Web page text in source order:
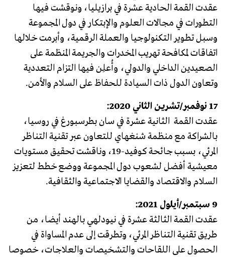
عقدت القمة الحادية عشرة في برازيليا، ونوقشت فيها
التطورات في مجالات العلوم والإبتكار في دول المجموعة
وسبل تطوير التكنولوجيا والعملة الرقمية، وأبرمت خلالها
اتفاقات لمكافحة تهريب المخدرات والجريمة المنظمة على
الصعيدين الداخلي والدولي، وأُعلِن فيها التزام التعددية
وتعاون الدول ذات السيادة للحفاظ على السلام والأمن.
17 نوفمبر/تشرين الثاني 2020:
عقدت القمة الثانية عشرة في سان بطرسبورغ في روسيا،
بالشراكة مع منظمة شنغهاي للتعاون عبر تقنية التناظر
المرئي، بسبب جائحة كوفيد-19، وناقشت تحقيق مستويات
معيشية أفضل لشعوب دول المجموعة ووضع خطط لتعزيز
السلام والاقتصاد والقضايا الاجتماعية والثقافية.
9 سبتمبر/أيلول 2021:
عقدت القمة الثالثة عشرة في نيودلهي بالهند أيضا، من
طريق تقنية التناظر المرئي، وتطرقت إلى عدم المساواة في
الحصول على اللقاحات والتشخيصات والعلاجات، خصوصا